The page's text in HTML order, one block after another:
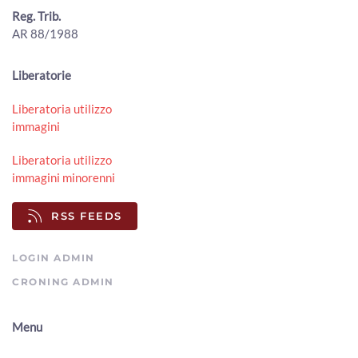
50 milioni di tasse non riscosse, il comune di Arezzo punta
ArezzoTV
interrogazioni in consiglio comunale
00:03:39 - Giovedì, 30 Luglio 2026
ArezzoTV
Reg. Trib.
AR 88/1988
Liberatorie
Liberatoria utilizzo
immagini
Liberatoria utilizzo
immagini minorenni
RSS FEEDS
LOGIN ADMIN
CRONING ADMIN
Menu